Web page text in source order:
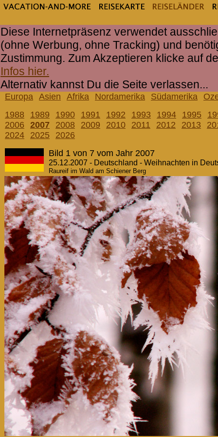
Diese Internetpräsenz verwendet
(ohne Werbung, ohne Tracking) und
Zustimmung. Zum Akzeptieren klicke auf
Infos hier.
Alternativ kannst Du die Seite verlassen...
Europa Asien Afrika Nordamerika Südamerika
1988
1989 1990 1991 1992 1993 1994 1995
2006
2007 2008 2009 2010 2011 2012 2013
2024
2025
2026
Bild 1 von 7 vom Jahr 2007
25.12.2007 - Deutschland - Weihnachten in
Raureif im Wald am Schiener Berg